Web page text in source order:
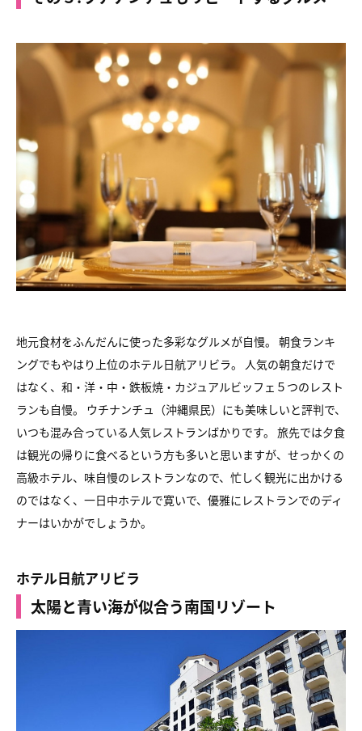
地元食材をふんだんに使った多彩なグルメが自慢。 朝食ランキ
ングでもやはり上位のホテル日航アリビラ。 人気の朝食だけで
はなく、和・洋・中・鉄板焼・カジュアルビッフェ５つのレスト
ランも自慢。 ウチナンチュ（沖縄県民）にも美味しいと評判で、
いつも混み合っている人気レストランばかりです。 旅先では夕食
は観光の帰りに食べるという方も多いと思いますが、せっかくの
高級ホテル、味自慢のレストランなので、忙しく観光に出かける
のではなく、一日中ホテルで寛いで、優雅にレストランでのディ
ナーはいかがでしょうか。
ホテル日航アリビラ
太陽と青い海が似合う南国リゾート